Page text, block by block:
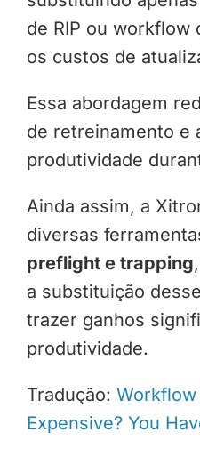
de RIP ou workflow
os custos de
Essa abordagem
de retreinamento e
produtividade
Ainda assim, a
diversas
preflight e trapping
a substituição
trazer ganhos
produtividade.
Tradução: Workflow
Expensive? You